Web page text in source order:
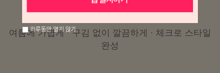
남성 체크 캐주얼 팬츠
여름에 가볍게 · 구김 없이 깔끔하게 · 체크로 스타일
완성
하루동안 열지 않기